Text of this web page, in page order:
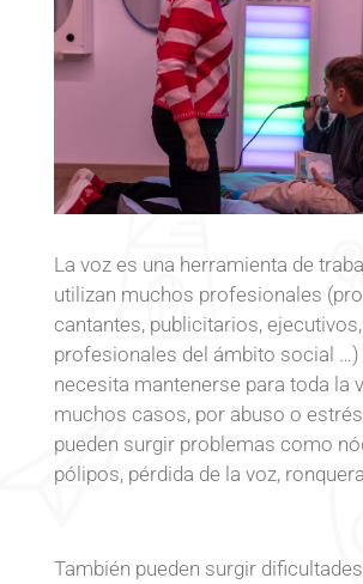
La voz es una herramienta de
utilizan muchos profesionales
cantantes, publicitarios,
profesionales del ámbito social …)
necesita mantenerse para toda la
muchos casos, por abuso o
pueden surgir problemas como
pólipos, pérdida de la voz,
También pueden surgir